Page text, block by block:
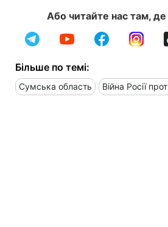
Або читайте нас там,
Більше по темі:
Сумська область Війна Росії